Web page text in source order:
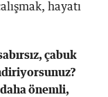
hayatı
çabuk
daha önemli,